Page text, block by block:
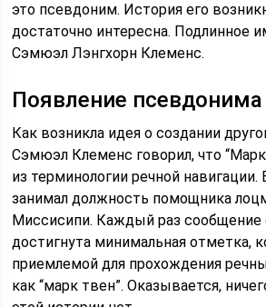
это псевдоним. История его
достаточно интересна. Подлинное
Сэмюэл Лэнгхорн Клеменс.
Появление псевдонима
Как возникла идея о создании
Сэмюэл Клеменс говорил, что
из терминологии речной
занимал должность помощника
Миссисипи. Каждый раз сообщение
достигнута минимальная отметка,
приемлемой для прохождения
как “марк твен”. Оказывается,